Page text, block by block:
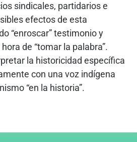
sindicales, partidarios e
efectos de esta
“enroscar” testimonio y
de “tomar la palabra”.
la historicidad específica
con una voz indígena
“en la historia”.